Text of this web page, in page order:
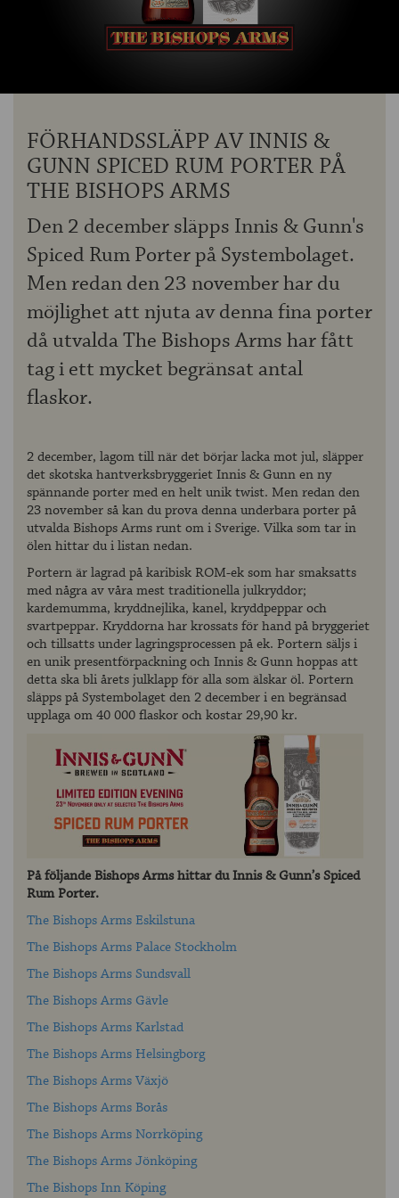
OM ÖLKOLLEN
FÖRHANDSSLÄPP AV INNIS &
GUNN SPICED RUM PORTER PÅ
THE BISHOPS ARMS
Den 2 december släpps Innis & Gunn's
Spiced Rum Porter på Systembolaget.
Men redan den 23 november har du
möjlighet att njuta av denna fina porter
då utvalda The Bishops Arms har fått
tag i ett mycket begränsat antal
flaskor.
2 december, lagom till när det börjar lacka mot jul, släpper
det skotska hantverksbryggeriet Innis & Gunn en ny
spännande porter med en helt unik twist. Men redan den
23 november så kan du prova denna underbara porter på
utvalda Bishops Arms runt om i Sverige. Vilka som tar in
ölen hittar du i listan nedan.
Portern är lagrad på karibisk ROM-ek som har smaksatts
med några av våra mest traditionella julkryddor;
kardemumma, kryddnejlika, kanel, kryddpeppar och
svartpeppar. Kryddorna har krossats för hand på bryggeriet
och tillsatts under lagringsprocessen på ek. Portern säljs i
en unik presentförpackning och Innis & Gunn hoppas att
detta ska bli årets julklapp för alla som älskar öl. Portern
släpps på Systembolaget den 2 december i en begränsad
upplaga om 40 000 flaskor och kostar 29,90 kr.
På följande Bishops Arms hittar du Innis & Gunn’s Spiced
Rum Porter.
The Bishops Arms Eskilstuna
The Bishops Arms Palace Stockholm
The Bishops Arms Sundsvall
The Bishops Arms Gävle
The Bishops Arms Karlstad
The Bishops Arms Helsingborg
The Bishops Arms Växjö
The Bishops Arms Borås
The Bishops Arms Norrköping
The Bishops Arms Jönköping
The Bishops Inn Köping